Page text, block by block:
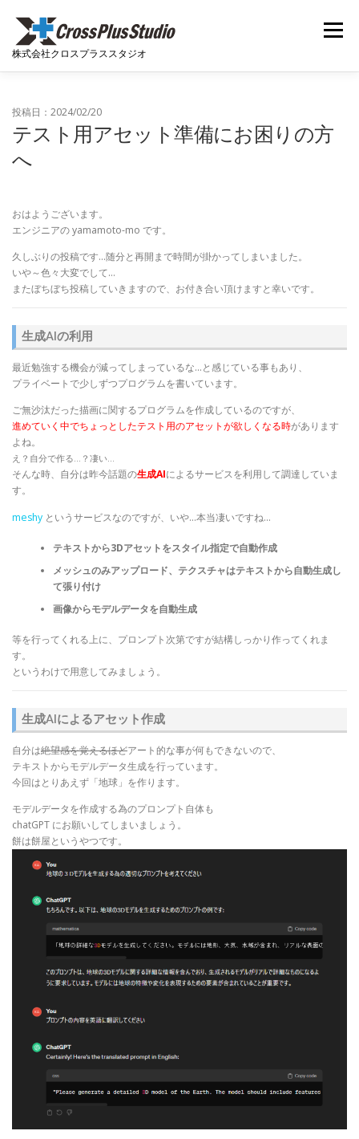
株式会社クロスプラススタジオ
メニュー
開発者ブログ
投稿日：2024/02/20
テスト用アセット準備にお困りの方
へ
おはようございます。
エンジニアの yamamoto-mo です。
久しぶりの投稿です…随分と再開まで時間が掛かってしまいました。
いや～色々大変でして…
またぼちぼち投稿していきますので、お付き合い頂けますと幸いです。
生成AIの利用
最近勉強する機会が減ってしまっているな…と感じている事もあり、
プライベートで少しずつプログラムを書いています。
ご無沙汰だった描画に関するプログラムを作成しているのですが、
進めていく中でちょっとしたテスト用のアセットが欲しくなる時があります
よね。
え？自分で作る…？凄い…
そんな時、自分は昨今話題の生成AIによるサービスを利用して調達していま
す。
meshy というサービスなのですが、いや…本当凄いですね…
テキストから3Dアセットをスタイル指定で自動作成
メッシュのみアップロード、テクスチャはテキストから自動生成し
て張り付け
画像からモデルデータを自動生成
等を行ってくれる上に、プロンプト次第ですが結構しっかり作ってくれま
す。
というわけで用意してみましょう。
生成AIによるアセット作成
自分は絶望感を覚えるほどアート的な事が何もできないので、
テキストからモデルデータ生成を行っています。
今回はとりあえず「地球」を作ります。
モデルデータを作成する為のプロンプト自体も
chatGPT にお願いしてしまいましょう。
餅は餅屋というやつです。